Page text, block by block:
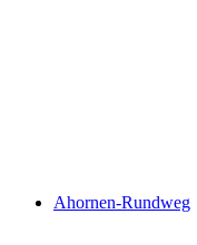
Ahornen-Rundweg